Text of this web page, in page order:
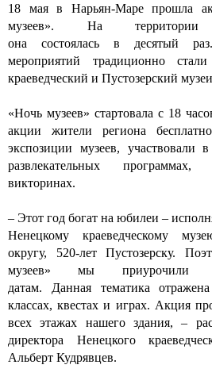
18 мая в Нарьян-Маре прошла
музеев». На территории
она состоялась в десятый
мероприятий традиционно
краеведческий и Пустозерский
«Ночь музеев» стартовала с 18
акции жители региона
экспозиции музеев, участвовали
развлекательных
викторинах.
– Этот год богат на юбилеи –
Ненецкому краеведческому
округу, 520-лет Пустозерску.
музеев» мы
датам. Даннаятематика
классах, квестах и играх. Акция
всех этажах нашего здания, –
директора Ненецкого
Альберт Кудрявцев.